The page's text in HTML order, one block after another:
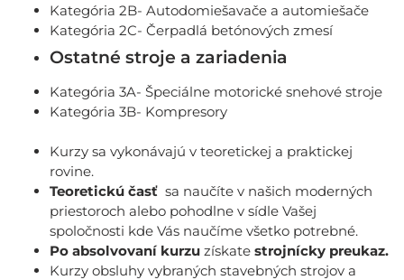
Kategória 2B- Autodomiešavače a automiešače
Kategória 2C- Čerpadlá betónových zmesí
Ostatné stroje a zariadenia
Kategória 3A- Špeciálne motorické snehové stroje
Kategória 3B- Kompresory
Kurzy sa vykonávajú v teoretickej a praktickej
rovine.
Teoretickú časť sa naučíte v našich moderných
priestoroch alebo pohodlne v sídle Vašej
spoločnosti kde Vás naučíme všetko potrebné.
Po absolvovaní kurzu získate strojnícky preukaz.
Kurzy obsluhy vybraných stavebných strojov a